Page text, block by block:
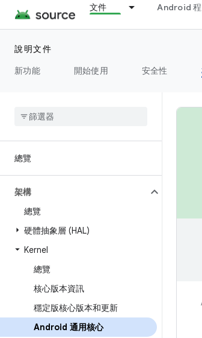
文件 Android
說明文件
新功能
開始使用 安全性
總覽
架構
總覽
硬體抽象層 (HAL)
Kernel
總覽
核心版本資訊
穩定版核心版本和更新
Android 通用核心